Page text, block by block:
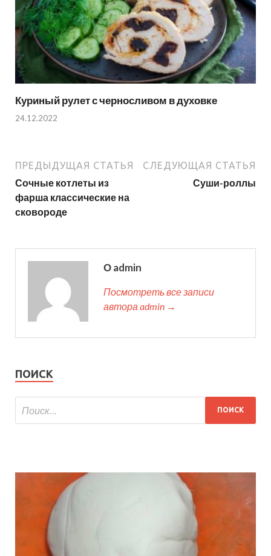
Куриный рулет с черносливом в духовке
24.12.2022
ПРЕДЫДУЩАЯ СТАТЬЯ
Сочные котлеты из
фарша классические на
сковороде
СЛЕДУЮЩАЯ СТАТЬЯ
Суши-роллы
О admin
Посмотреть все записи
автора admin →
ПОИСК